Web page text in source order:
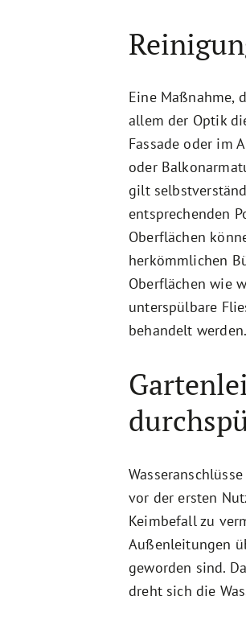
Eine Maßnahme,
allem der Optik
Fassade oder im
oder
gilt
entsprechenden
Oberflächen
herkömmlichen
Oberflächen wie
unterspülbare
behandelt werden.
vor der ersten
Keimbefall zu
Außenleitungen
geworden sind.
dreht sich die